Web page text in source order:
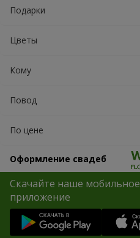
Подарки
Цветы
Кому
Повод
По цене
Оформление свадеб
Скачайте наше мобильное
приложение